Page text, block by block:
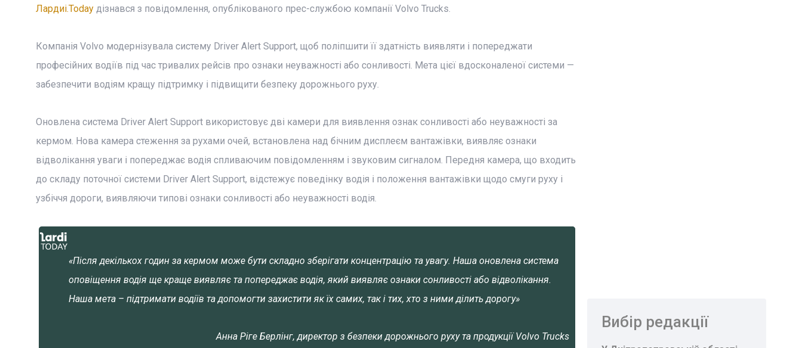
Лардиі.Todayдізнався з повідомлення, опублікованого прес-службою компанії Volvo Trucks.
Компанія Volvo модернізувала систему Driver Alert Support, щоб поліпшити її здатність виявляти і попереджати
професійних водіїв під час тривалих рейсів про ознаки неуважності або сонливості. Мета цієї вдосконаленої системи —
забезпечити водіям кращу підтримку і підвищити безпеку дорожнього руху.
Оновлена система Driver Alert Support використовує дві камери для виявлення ознак сонливості або неуважності за
кермом. Нова камера стеження за рухами очей, встановлена над бічним дисплеєм вантажівки, виявляє ознаки
відволікання уваги і попереджає водія спливаючим повідомленням і звуковим сигналом. Передня камера, що входить
до складу поточної системи Driver Alert Support, відстежує поведінку водія і положення вантажівки щодо смуги руху і
узбіччя дороги, виявляючи типові ознаки сонливості або неуважності водія.
«Після декількох годин за кермом може бути складно зберігати концентрацію та увагу. Наша оновлена система
оповіщення водія ще краще виявляє та попереджає водія, який виявляє ознаки сонливості або відволікання.
Наша мета – підтримати водіїв та допомогти захистити як їх самих, так і тих, хто з ними ділить дорогу»
Анна Ріге Берлінг, директор з безпеки дорожнього руху та продукції Volvo Trucks
Вибір редакції